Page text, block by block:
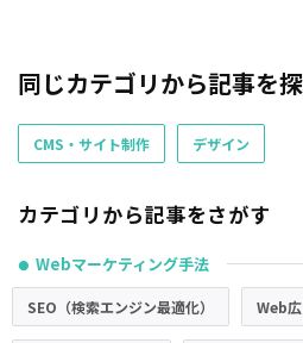
同じカテゴリから記事を
CMS・サイト制作 デザイン
カテゴリから記事をさがす
● Webマーケティング手法
SEO（検索エンジン最適化） Web